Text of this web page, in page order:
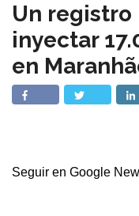
Un
inyectar
en
Seguir en Google